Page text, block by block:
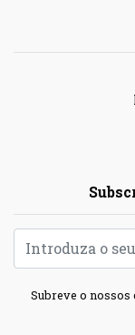
Subreve o nossos